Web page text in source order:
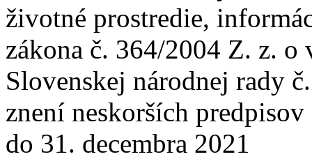
životné prostredie,
zákona č. 364/2004 Z. z. o
Slovenskej národnej rady
znení neskorších
do 31. decembra 2021